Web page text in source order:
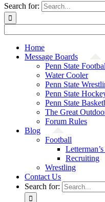
Search for:
Home
Message Boards
Penn State
Water Cooler
Penn State
Penn State
Penn State
The Great
Forum Rules
Blog
Football
Recruiting
Wrestling
Contact Us
Search for: